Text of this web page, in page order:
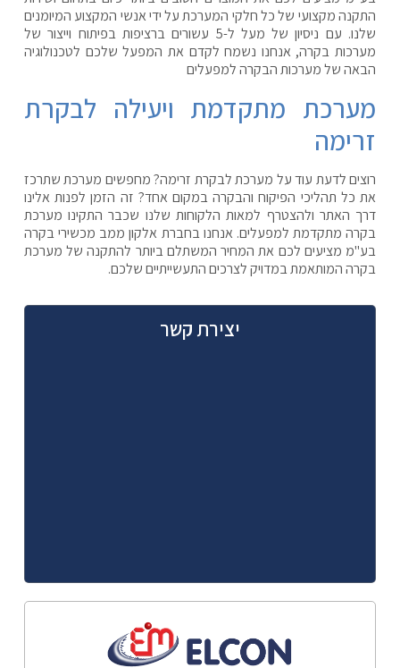
התקנה מקצועי של כל חלקי המערכת על ידי אנשי המקצוע המיומנים
שלנו. עם ניסיון של מעל ל-5 עשורים ברציפות בפיתוח וייצור של
מערכות בקרה, אנחנו נשמח לקדם את המפעל שלכם לטכנולוגיה
הבאה של מערכות הבקרה למפעלים
מערכת מתקדמת ויעילה לבקרת
זרימה
רוצים לדעת עוד על מערכת לבקרת זרימה? מחפשים מערכת שתרכז
את כל תהליכי הפיקוח והבקרה במקום אחד? זה הזמן לפנות אלינו
דרך האתר ולהצטרף למאות הלקוחות שלנו שכבר התקינו מערכת
בקרה מתקדמת למפעלים. אנחנו בחברת אלקון ממב מכשירי בקרה
בע"מ מציעים לכם את המחיר המשתלם ביותר להתקנה של מערכת
בקרה המותאמת במדויק לצרכים התעשייתיים שלכם.
יצירת קשר